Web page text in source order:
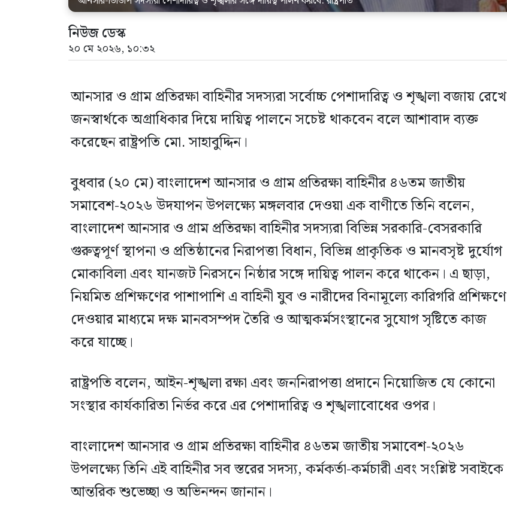
নিউজ ডেস্ক
২০ মে ২০২৬, ১০:৩২
আনসার ও গ্রাম প্রতিরক্ষা বাহিনীর সদস্যরা সর্বোচ্চ পেশাদারিত্ব ও শৃঙ্খলা বজায় রেখে
জনস্বার্থকে অগ্রাধিকার দিয়ে দায়িত্ব পালনে সচেষ্ট থাকবেন বলে আশাবাদ ব্যক্ত
করেছেন রাষ্ট্রপতি মো. সাহাবুদ্দিন।
বুধবার (২০ মে) বাংলাদেশ আনসার ও গ্রাম প্রতিরক্ষা বাহিনীর ৪৬তম জাতীয়
সমাবেশ-২০২৬ উদযাপন উপলক্ষ্যে মঙ্গলবার দেওয়া এক বাণীতে তিনি বলেন,
বাংলাদেশ আনসার ও গ্রাম প্রতিরক্ষা বাহিনীর সদস্যরা বিভিন্ন সরকারি-বেসরকারি
গুরুত্বপূর্ণ স্থাপনা ও প্রতিষ্ঠানের নিরাপত্তা বিধান, বিভিন্ন প্রাকৃতিক ও মানবসৃষ্ট দুর্যোগ
মোকাবিলা এবং যানজট নিরসনে নিষ্ঠার সঙ্গে দায়িত্ব পালন করে থাকেন। এ ছাড়া,
নিয়মিত প্রশিক্ষণের পাশাপাশি এ বাহিনী যুব ও নারীদের বিনামূল্যে কারিগরি প্রশিক্ষণে
দেওয়ার মাধ্যমে দক্ষ মানবসম্পদ তৈরি ও আত্মকর্মসংস্থানের সুযোগ সৃষ্টিতে কাজ
করে যাচ্ছে।
রাষ্ট্রপতি বলেন, আইন-শৃঙ্খলা রক্ষা এবং জননিরাপত্তা প্রদানে নিয়োজিত যে কোনো
সংস্থার কার্যকারিতা নির্ভর করে এর পেশাদারিত্ব ও শৃঙ্খলাবোধের ওপর।
বাংলাদেশ আনসার ও গ্রাম প্রতিরক্ষা বাহিনীর ৪৬তম জাতীয় সমাবেশ-২০২৬
উপলক্ষ্যে তিনি এই বাহিনীর সব স্তরের সদস্য, কর্মকর্তা-কর্মচারী এবং সংশ্লিষ্ট সবাইকে
আন্তরিক শুভেচ্ছা ও অভিনন্দন জানান।